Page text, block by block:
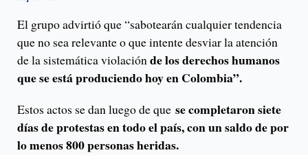
El grupo advirtió que “sabotearán cualquier tendencia
que no sea relevante o que intente desviar la atención
de la sistemática violaciónde los derechos humanos
que se está produciendo hoy en Colombia”.
Estos actos se dan luego de que se completaron siete
días de protestas en todo el país, con un saldo de por
lo menos 800 personas heridas.